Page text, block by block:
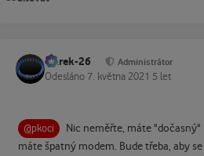
Marek-26 Administrátor
Odesláno 7. května 2021 5 let
@pkoci
Nic neměřte, máte
máte špatný modem. Bude třeba, aby